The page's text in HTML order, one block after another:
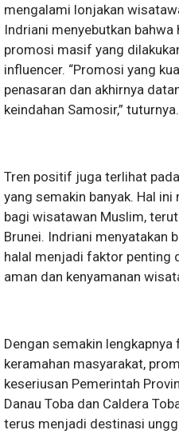
mengalami lonjakan
Indriani menyebutkan bahwa
promosi masif yang
influencer. “Promosi yang
penasaran dan akhirnya
keindahan Samosir,” tuturnya.
Tren positif juga terlihat
yang semakin banyak. Hal
bagi wisatawan Muslim,
Brunei. Indriani menyatakan
halal menjadi faktor penting
aman dan kenyamanan
Dengan semakin
keramahan masyarakat,
keseriusan Pemerintah
Danau Toba dan Caldera
terus menjadi destinasi